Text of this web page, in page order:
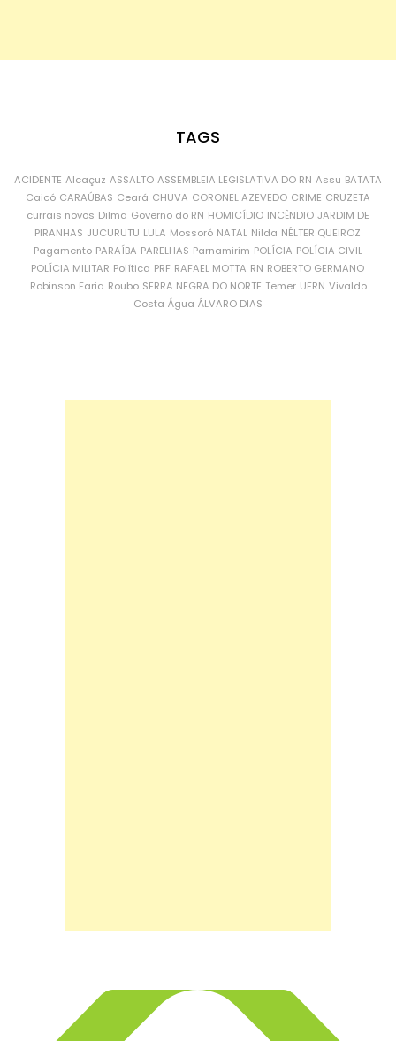
TAGS
ACIDENTE Alcaçuz ASSALTO ASSEMBLEIA LEGISLATIVA DO RN Assu BATATA
Caicó CARAÚBAS Ceará CHUVA CORONEL AZEVEDO CRIME CRUZETA
currais novos Dilma Governo do RN HOMICÍDIO INCÊNDIO JARDIM DE
PIRANHAS JUCURUTU LULA Mossoró NATAL Nilda NÉLTER QUEIROZ
Pagamento PARAÍBA PARELHAS Parnamirim POLÍCIA POLÍCIA CIVIL
POLÍCIA MILITAR Política PRF RAFAEL MOTTA RN ROBERTO GERMANO
Robinson Faria Roubo SERRA NEGRA DO NORTE Temer UFRN Vivaldo
Costa Água ÁLVARO DIAS